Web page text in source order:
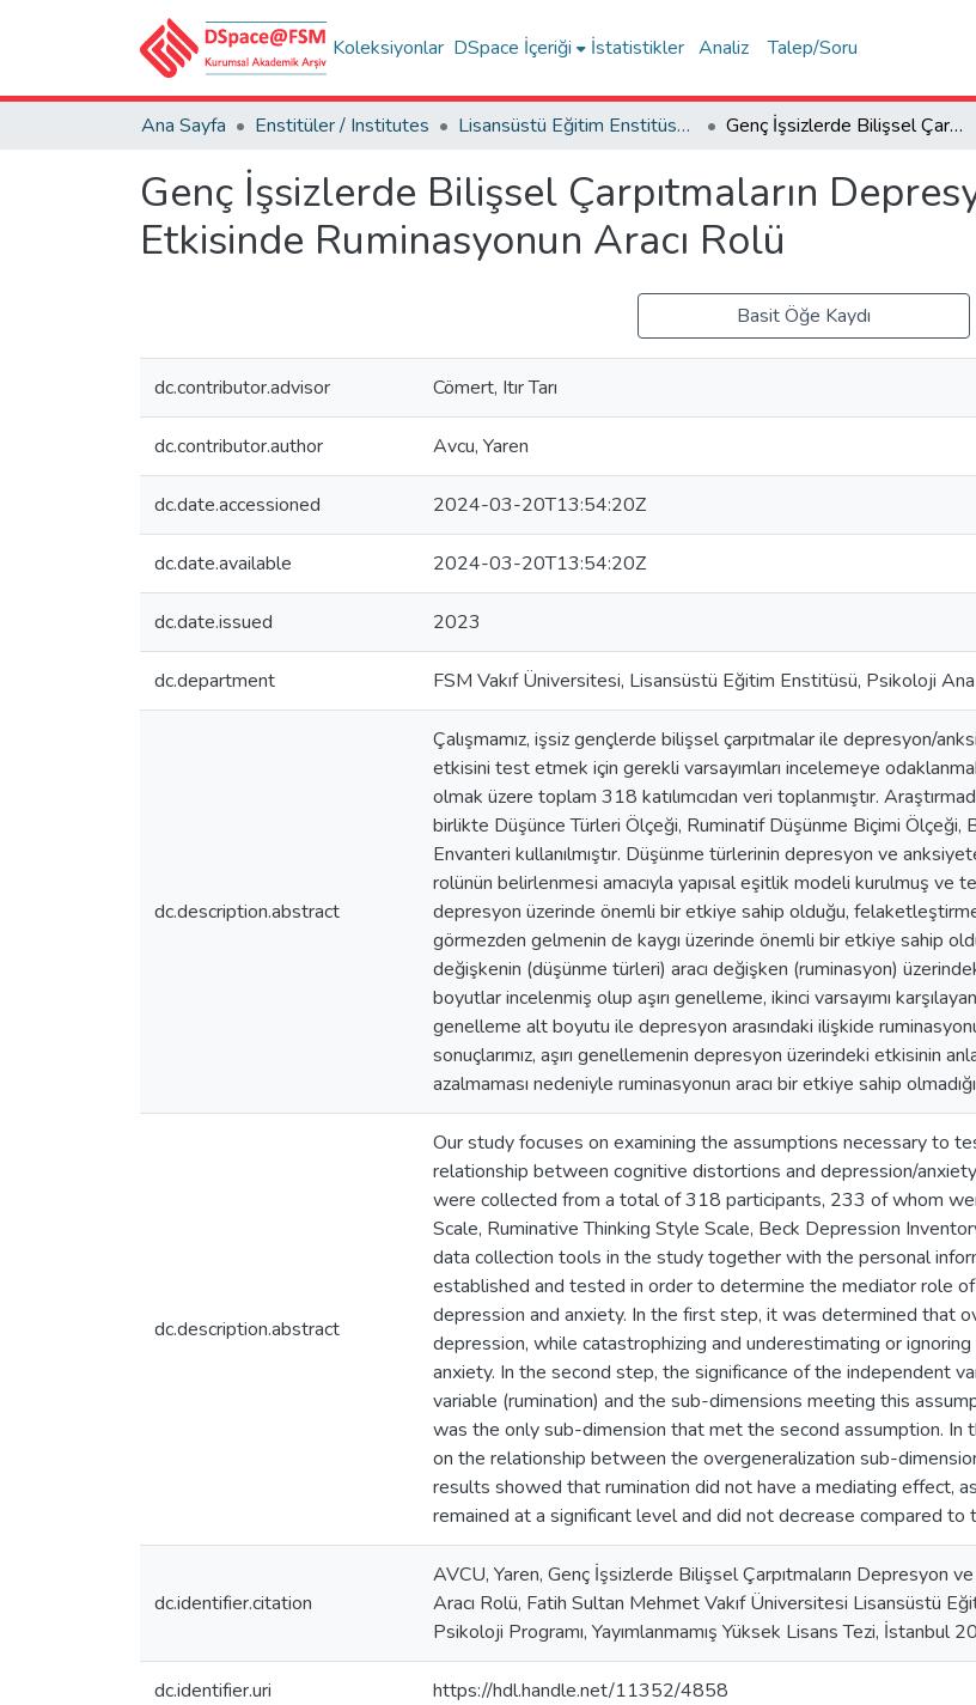
Koleksiyonlar DSpace İçeriği İstatistikler Analiz Talep/Soru
Ana Sayfa Enstitüler / Institutes Lisansüstü Eğitim Enstitüsü Tez Koleksiyonu Genç İşsizlerde Bilişsel Çarpıtmaların Depresyon ve Anksiyete Üzerine Etkisinde Ruminasyonun Aracı Rolü
Genç İşsizlerde Bilişsel Çarpıtmaların
Etkisinde Ruminasyonun Aracı Rolü
Basit Öğe Kaydı
dc.contributor.advisor Cömert, Itır Tarı
dc.contributor.author Avcu, Yaren
dc.date.accessioned 2024-03-20T13:54:20Z
dc.date.available 2024-03-20T13:54:20Z
dc.date.issued 2023
dc.department FSM Vakıf Üniversitesi, Lisansüstü Eğitim Enstitüsü, Psikoloji Ana
dc.description.abstract
Çalışmamız, işsiz gençlerde bilişsel çarpıtmalar ile depresyon/
etkisini test etmek için gerekli varsayımları incelemeye
olmak üzere toplam 318 katılımcıdan veri toplanmıştır.
birlikte Düşünce Türleri Ölçeği, Ruminatif Düşünme Biçimi
Envanteri kullanılmıştır. Düşünme türlerinin depresyon ve
rolünün belirlenmesi amacıyla yapısal eşitlik modeli kurulmuş ve
depresyon üzerinde önemli bir etkiye sahip olduğu,
görmezden gelmenin de kaygı üzerinde önemli bir etkiye sahip
değişkenin (düşünme türleri) aracı değişken (ruminasyon)
boyutlar incelenmiş olup aşırı genelleme, ikinci varsayımı
genelleme alt boyutu ile depresyon arasındaki ilişkide
sonuçlarımız, aşırı genellemenin depresyon üzerindeki etkisinin
azalmaması nedeniyle ruminasyonun aracı bir etkiye sahip
dc.description.abstract
Our study focuses on examining the assumptions necessary to
relationship between cognitive distortions and depression/
were collected from a total of 318 participants, 233 of whom
Scale, Ruminative Thinking Style Scale, Beck Depression
data collection tools in the study together with the personal
established and tested in order to determine the mediator role
depression and anxiety. In the first step, it was determined that
depression, while catastrophizing and underestimating or
anxiety. In the second step, the significance of the independent
variable (rumination) and the sub-dimensions meeting this
was the only sub-dimension that met the second assumption.
on the relationship between the overgeneralization sub-
results showed that rumination did not have a mediating effect,
remained at a significant level and did not decrease compared to
dc.identifier.citation
AVCU, Yaren, Genç İşsizlerde Bilişsel Çarpıtmaların Depresyon
Aracı Rolü, Fatih Sultan Mehmet Vakıf Üniversitesi Lisansüstü
Psikoloji Programı, Yayımlanmamış Yüksek Lisans Tezi, İstanbul
dc.identifier.uri https://hdl.handle.net/11352/4858